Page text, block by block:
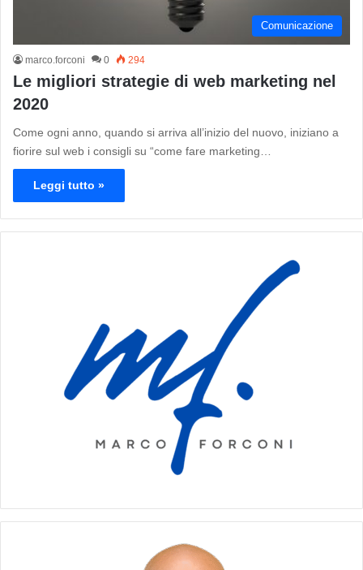
Comunicazione
marco.forconi 0 294
Le migliori strategie di web marketing nel
2020
Come ogni anno, quando si arriva all’inizio del nuovo, iniziano a
fiorire sul web i consigli su “come fare marketing…
Leggi tutto »